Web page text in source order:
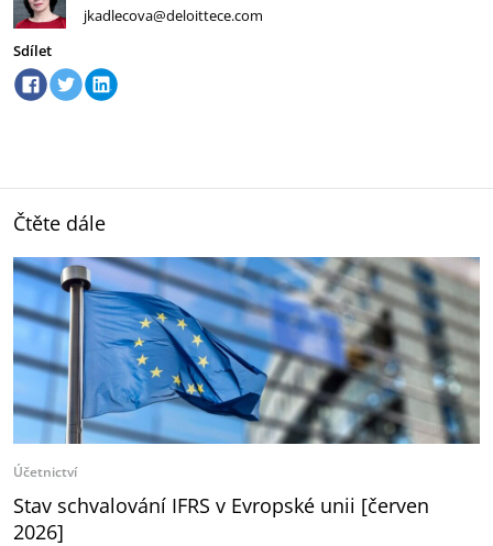
jkadlecova@deloittece.com
Sdílet
Čtěte dále
Účetnictví
Stav schvalování IFRS v Evropské unii [červen
2026]